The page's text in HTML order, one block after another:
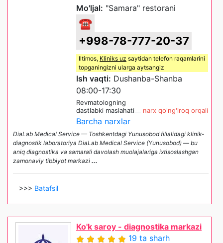
Mo'ljal: "Samara" restorani
☎
+998-78-777-20-37
Iltimos, Kliniks uz saytidan telefon raqamlarini
topganingizni ularga aytsangiz
Ish vaqti: Dushanba-Shanba
08:00-17:30
Revmatologning
dastlabki maslahati
narx qo'ng'iroq orqali
Barcha narxlar
DiaLab Medical Service — Toshkentdagi Yunusobod filialidagi klinik-
diagnostik laboratoriya DiaLab Medical Service (Yunusobod) — bu
aniq diagnostika va samarali davolash muolajalariga ixtisoslashgan
zamonaviy tibbiyot markazi ...
>>> Batafsil
Ko'k saroy - diagnostika markazi
19 ta sharh